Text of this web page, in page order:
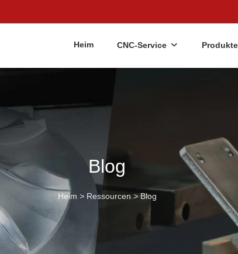
Heim CNC-Service Produkte
Blog
Heim > Ressourcen > Blog